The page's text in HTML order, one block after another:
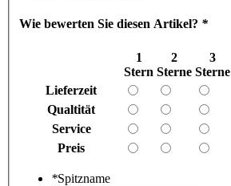
Wie bewerten Sie diesen Artikel? *
1
Stern
2
Sterne
3
Sterne
Lieferzeit
Qualtität
Service
Preis
*Spitzname